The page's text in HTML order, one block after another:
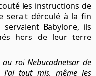
les instructions de
serait déroulé à la fin
Babylone, ils
hors de leur terre
roi Nebucadnetsar de
J'ai tout mis, même les